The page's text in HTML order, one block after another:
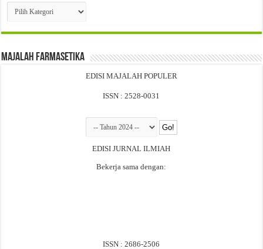
Cari
Per
Majalah Farmasetika
EDISI MAJALAH POPULER
ISSN : 2528-0031
EDISI JURNAL ILMIAH
Bekerja sama dengan:
ISSN : 2686-2506